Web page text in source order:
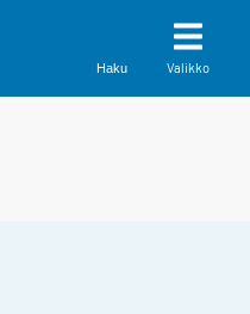
Haku Valikko